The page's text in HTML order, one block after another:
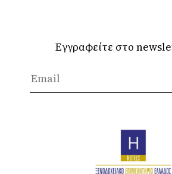
Εγγραφείτε στο